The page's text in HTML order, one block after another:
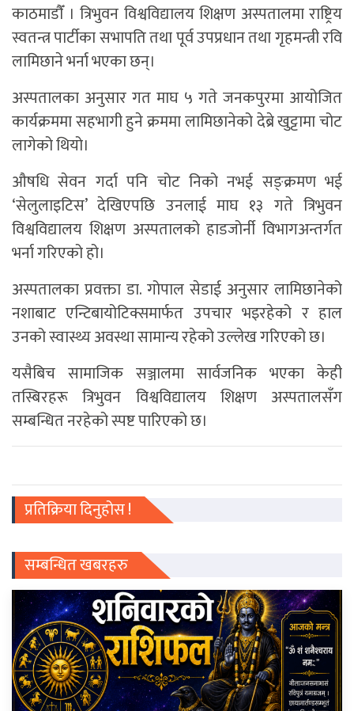
काठमाडाैँ । त्रिभुवन विश्वविद्यालय शिक्षण अस्पतालमा राष्ट्रिय
स्वतन्त्र पार्टीका सभापति तथा पूर्व उपप्रधान तथा गृहमन्त्री रवि
लामिछाने भर्ना भएका छन्।
अस्पतालका अनुसार गत माघ ५ गते जनकपुरमा आयोजित
कार्यक्रममा सहभागी हुने क्रममा लामिछानेको देब्रे खुट्टामा चोट
लागेको थियो।
औषधि सेवन गर्दा पनि चोट निको नभई सङ्क्रमण भई
‘सेलुलाइटिस’ देखिएपछि उनलाई माघ १३ गते त्रिभुवन
विश्वविद्यालय शिक्षण अस्पतालको हाडजोर्नी विभागअन्तर्गत
भर्ना गरिएको हो।
अस्पतालका प्रवक्ता डा. गोपाल सेडाई अनुसार लामिछानेको
नशाबाट एन्टिबायोटिक्समार्फत उपचार भइरहेको र हाल
उनको स्वास्थ्य अवस्था सामान्य रहेको उल्लेख गरिएको छ।
यसैबिच सामाजिक सञ्जालमा सार्वजनिक भएका केही
तस्बिरहरू त्रिभुवन विश्वविद्यालय शिक्षण अस्पतालसँग
सम्बन्धित नरहेको स्पष्ट पारिएको छ।
प्रतिक्रिया दिनुहोस !
सम्बन्धित खबरहरु